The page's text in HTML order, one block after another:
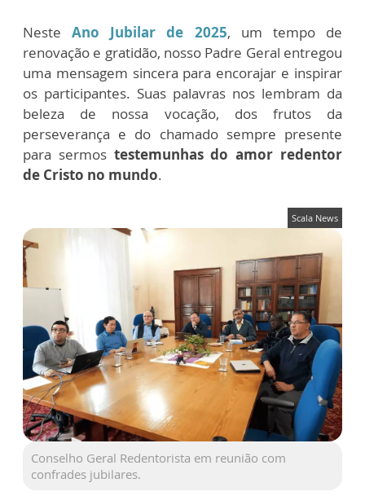
NesteAno Jubilar de 2025, um tempo de
renovação e gratidão, nosso Padre Geral entregou
uma mensagem sincera para encorajar e inspirar
os participantes. Suas palavras nos lembram da
beleza de nossa vocação, dos frutos da
perseverança e do chamado sempre presente
para sermos testemunhas do amor redentor
de Cristo no mundo.
Scala News
Conselho Geral Redentorista em reunião com
confrades jubilares.